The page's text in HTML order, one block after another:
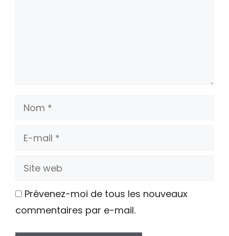
Nom
E-
Site
Prévenez-moi de tous les nouveaux
commentaires par e-mail.